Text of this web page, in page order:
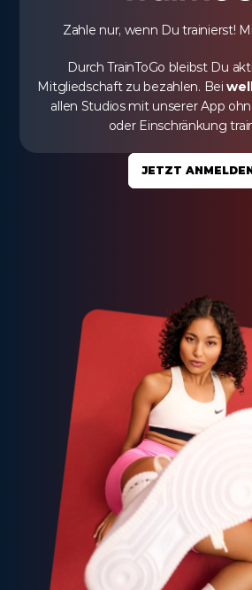
Zahle nur, wenn Du trainierst!
Durch TrainToGo bleibst Du
Mitgliedschaft zu bezahlen. Bei
allen Studios mit unserer App
oder Einschränkung
JETZT